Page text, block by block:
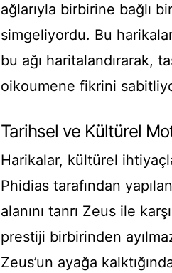
ağlarıyla birbirine bağlı
simgeliyordu. Bu
bu ağı haritalandırarak,
oikoumene fikrini
Tarihsel ve Kültürel
Harikalar, kültürel
Phidias tarafından
alanını tanrı Zeus ile
prestiji birbirinden
Zeus’un ayağa